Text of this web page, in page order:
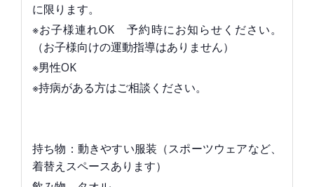
に限ります。
※お子様連れOK 予約時にお知らせください。
（お子様向けの運動指導はありません）
※男性OK
※持病がある方はご相談ください。
持ち物：動きやすい服装（スポーツウェアなど、
着替えスペースあります）